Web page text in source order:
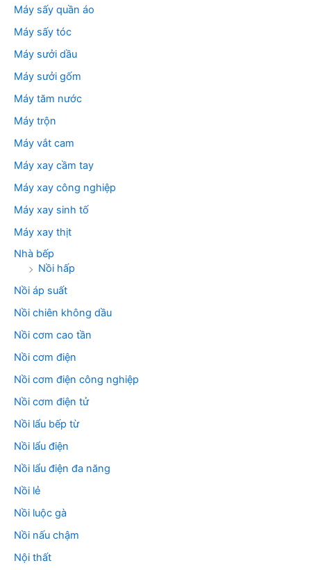
Máy sấy quần áo
Máy sấy tóc
Máy sưởi dầu
Máy sưởi gốm
Máy tăm nước
Máy trộn
Máy vắt cam
Máy xay cầm tay
Máy xay công nghiệp
Máy xay sinh tố
Máy xay thịt
Nhà bếp
Nồi hấp
Nồi áp suất
Nồi chiên không dầu
Nồi cơm cao tần
Nồi cơm điện
Nồi cơm điện công nghiệp
Nồi cơm điện tử
Nồi lẩu bếp từ
Nồi lẩu điện
Nồi lẩu điện đa năng
Nồi lẻ
Nồi luộc gà
Nồi nấu chậm
Nội thất